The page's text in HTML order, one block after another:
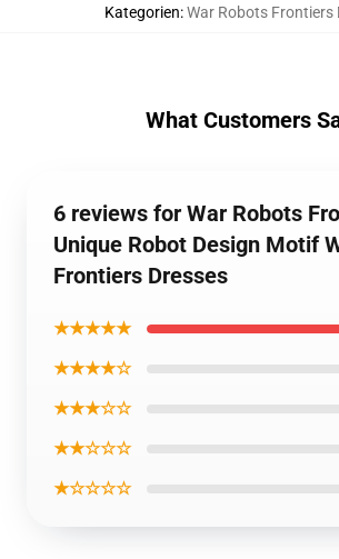
Kategorien:War Robots Frontiers
What Customers
6 reviews for War Robots
Unique Robot Design Motif
Frontiers Dresses
★★★★★
★★★★☆
★★★☆☆
★★☆☆☆
★☆☆☆☆